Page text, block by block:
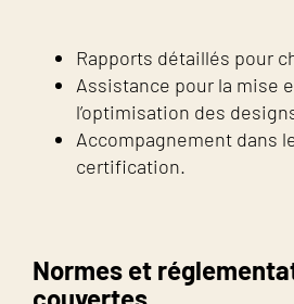
Rapports détaillés pour
Assistance pour la mise
l’optimisation des
Accompagnement dans
certification.
Normes et
couvertes